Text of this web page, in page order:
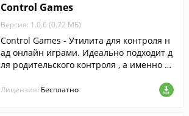
Control Games
Версия: 1.0.6 (0.72 МБ)
Control Games - Утилита для контроля н
ад онлайн играми. Идеально подходит д
ля родительского контроля , а именно д
от MMO игр ! Программа проста в испол
Лицензия: Бесплатно